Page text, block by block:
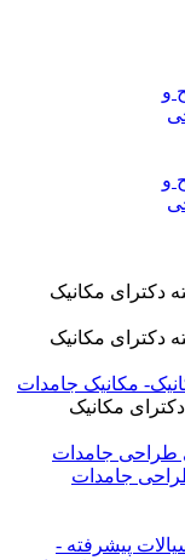
مکانیک جامدات
مکانیک
جامدات